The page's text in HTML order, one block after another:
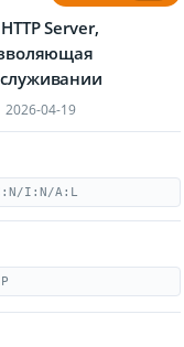
Server,
2026-04-19
I:N/A:L